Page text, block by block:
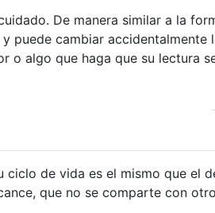
De manera similar a la
puede cambiar accidentalmente
o algo que haga que su lectura
ciclo de vida es el mismo que el
que no se comparte con